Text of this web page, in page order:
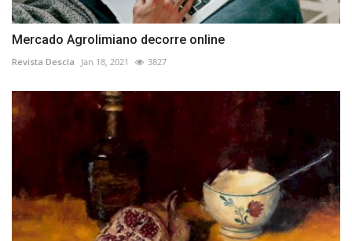
Mercado Agrolimiano decorre online
Revista Descla Jan 18, 2021 3827